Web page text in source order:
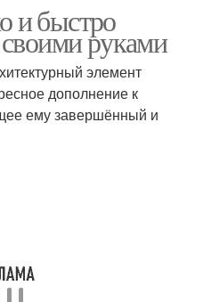
и быстро
руками
элемент
дополнение к
ему завершённый и